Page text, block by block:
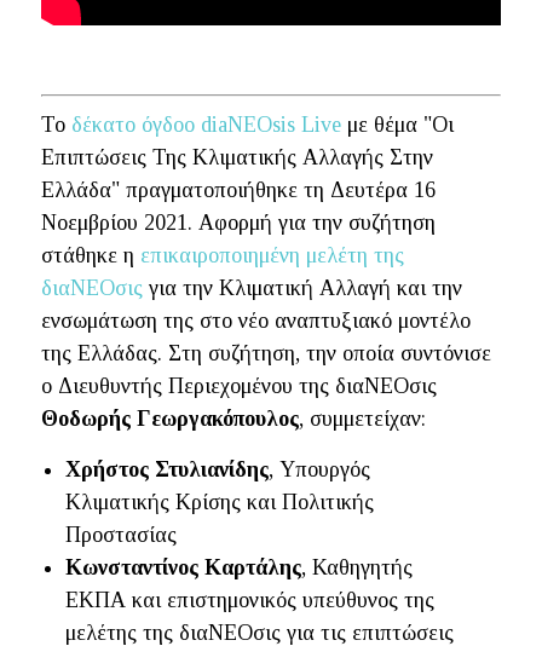
Το δέκατο όγδοο diaNEOsis Liveμε θέμα "Οι
Επιπτώσεις Της Κλιματικής Αλλαγής Στην
Ελλάδα" πραγματοποιήθηκε τη Δευτέρα 16
Νοεμβρίου 2021. Αφορμή για την συζήτηση
στάθηκε η επικαιροποιημένη μελέτη της
διαΝΕΟσις για την Κλιματική Αλλαγή και την
ενσωμάτωση της στο νέο αναπτυξιακό μοντέλο
της Ελλάδας. Στη συζήτηση, την οποία συντόνισε
ο Διευθυντής Περιεχομένου της διαΝΕΟσις
Θοδωρής Γεωργακόπουλος, συμμετείχαν:
Χρήστος Στυλιανίδης, Υπουργός
Κλιματικής Κρίσης και Πολιτικής
Προστασίας
Κωνσταντίνος Καρτάλης, Καθηγητής
ΕΚΠΑ και επιστημονικός υπεύθυνος της
μελέτης της διαΝΕΟσις για τις επιπτώσεις